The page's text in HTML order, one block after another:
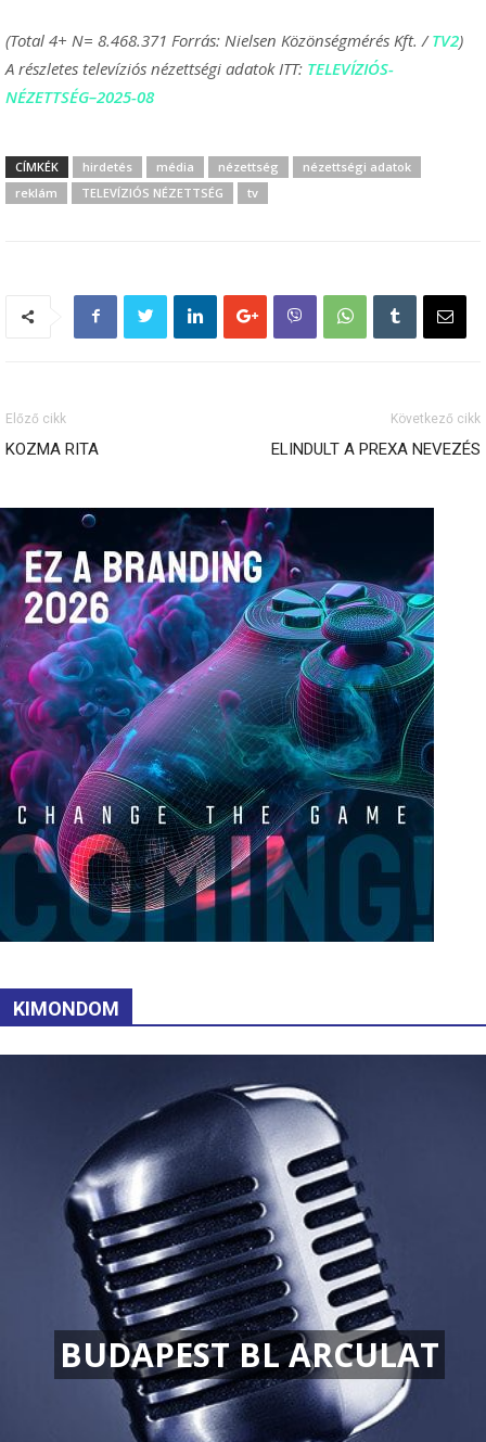
(Total 4+ N= 8.468.371 Forrás: Nielsen Közönségmérés Kft. /TV2)
A részletes televíziós nézettségi adatok ITT: TELEVÍZIÓS-
NÉZETTSÉG–2025-08
CÍMKÉK hirdetés média nézettség
nézettségi adatok
reklám
TELEVÍZIÓS NÉZETTSÉG tv
Előző cikk
KOZMA RITA
Következő cikk
ELINDULT A PREXA NEVEZÉS
KIMONDOM
BUDAPEST BL ARCULAT